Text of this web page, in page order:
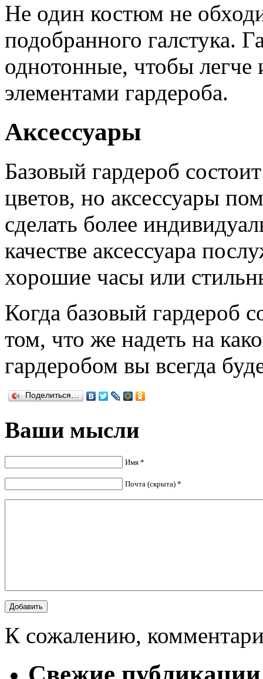
Не один костюм не
подобранного галстука.
однотонные, чтобы легче
элементами гардероба.
Аксессуары
Базовый гардероб
цветов, но аксессуары
сделать более
качестве аксессуара
хорошие часы или
Когда базовый гардероб
том, что же надеть на
гардеробом вы всегда
Поделиться…
Ваши мысли
Имя *
Почта (скрыта) *
К сожалению,